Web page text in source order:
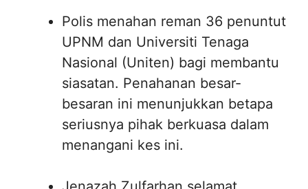
Polis menahan reman 36 penuntut
UPNM dan Universiti Tenaga
Nasional (Uniten) bagi membantu
siasatan. Penahanan besar-
besaran ini menunjukkan betapa
seriusnya pihak berkuasa dalam
menangani kes ini.